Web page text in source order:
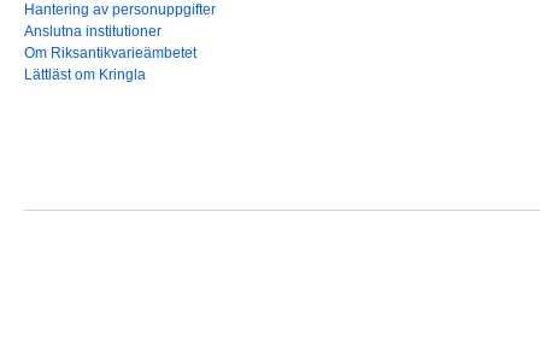
Hantering av personuppgifter
Anslutna institutioner
Om Riksantikvarieämbetet
Lättläst om Kringla